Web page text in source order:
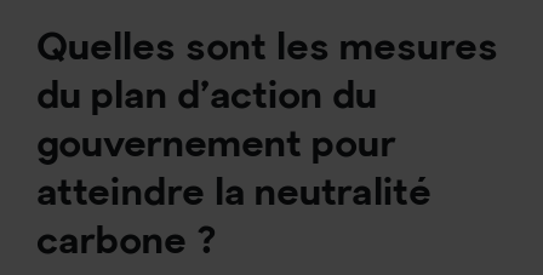
Quelles sont les mesures
du plan d’action du
gouvernement pour
atteindre la neutralité
carbone ?